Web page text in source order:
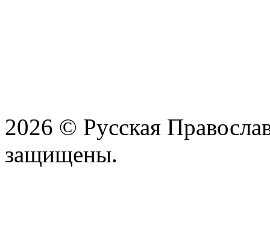
2026 © Русская
защищены.